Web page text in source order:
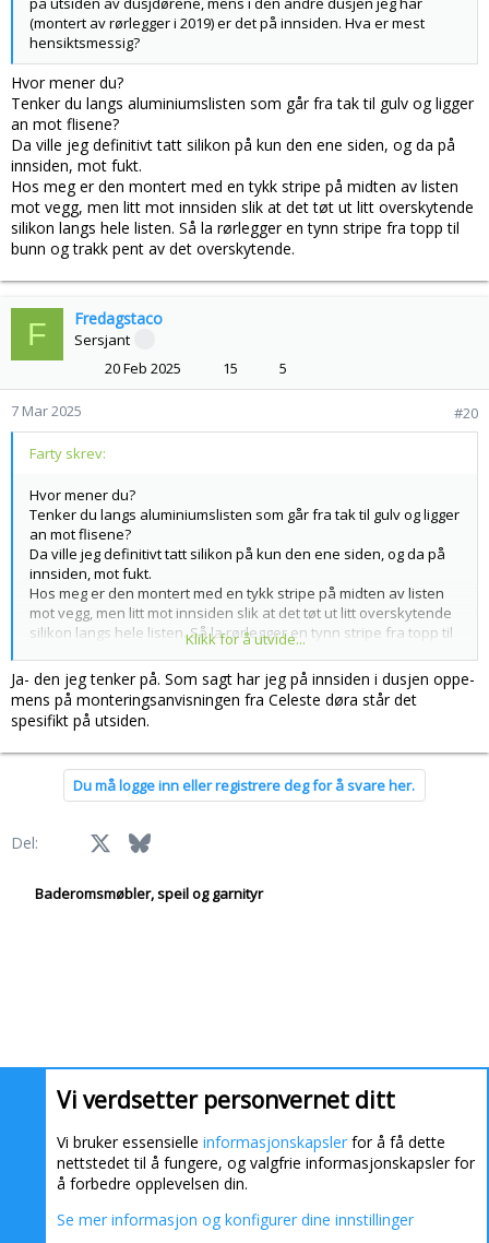
(montert av rørlegger i 2019) er det på innsiden. Hva er mest
hensiktsmessig?
Hvor mener du?
Tenker du langs aluminiumslisten som går fra tak til gulv og ligger
an mot flisene?
Da ville jeg definitivt tatt silikon på kun den ene siden, og da på
innsiden, mot fukt.
Hos meg er den montert med en tykk stripe på midten av listen
mot vegg, men litt mot innsiden slik at det tøt ut litt overskytende
silikon langs hele listen. Så la rørlegger en tynn stripe fra topp til
bunn og trakk pent av det overskytende.
F Fredagstaco
Sersjant
20 Feb 2025
15 5
7 Mar 2025 #20
Farty skrev:
Hvor mener du?
Tenker du langs aluminiumslisten som går fra tak til gulv og ligger
an mot flisene?
Da ville jeg definitivt tatt silikon på kun den ene siden, og da på
innsiden, mot fukt.
Hos meg er den montert med en tykk stripe på midten av listen
mot vegg, men litt mot innsiden slik at det tøt ut litt overskytende
silikon langs hele listen. Så la rørlegger en tynn stripe fra topp til
Klikk for å utvide...
Ja- den jeg tenker på. Som sagt har jeg på innsiden i dusjen oppe-
mens på monteringsanvisningen fra Celeste døra står det
spesifikt på utsiden.
Du må logge inn eller registrere deg for å svare her.
Del: Facebook Bluesky
Baderomsmøbler, speil og garnityr
Vi verdsetter personvernet ditt
Vi bruker essensielle informasjonskapsler for å få dette
nettstedet til å fungere, og valgfrie informasjonskapsler for
å forbedre opplevelsen din.
Se mer informasjon og konfigurer dine innstillinger